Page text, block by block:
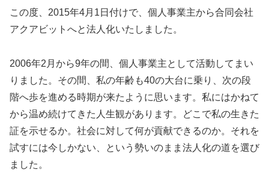
この度、2015年4月1日付けで、個人事業主から合同会社
アクアビットへと法人化いたしました。
2006年2月から9年の間、個人事業主として活動してまい
りました。その間、私の年齢も40の大台に乗り、次の段
階へ歩を進める時期が来たように思います。私にはかねて
から温め続けてきた人生観があります。どこで私の生きた
証を示せるか。社会に対して何が貢献できるのか。それを
試すには今しかない、という勢いのまま法人化の道を選び
ました。